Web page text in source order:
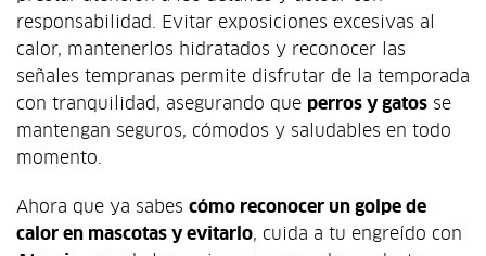
responsabilidad. Evitar exposiciones excesivas al
calor, mantenerlos hidratados y reconocer las
señales tempranas permite disfrutar de la temporada
con tranquilidad, asegurando que perros y gatos se
mantengan seguros, cómodos y saludables en todo
momento.
Ahora que ya sabes cómo reconocer un golpe de
calor en mascotas y evitarlo, cuida a tu engreído con